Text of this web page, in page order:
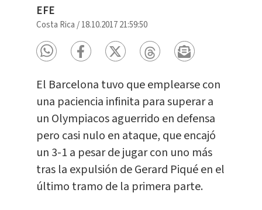
EFE
Costa Rica /18.10.2017 21:59:50
El Barcelona tuvo que emplearse con
una paciencia infinita para superar a
un Olympiacos aguerrido en defensa
pero casi nulo en ataque, que encajó
un 3-1 a pesar de jugar con uno más
tras la expulsión de Gerard Piqué en el
último tramo de la primera parte.